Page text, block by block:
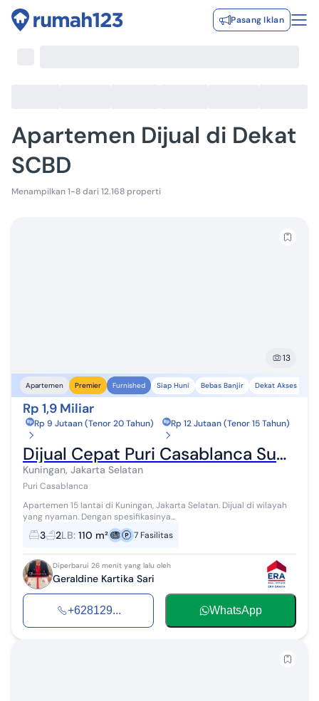
Pasang Iklan
Apartemen Dijual di Dekat
SCBD
Menampilkan 1-8 dari 12.168 properti
13
Apartemen Premier Furnished Siap Huni Bebas Banjir Dekat Akses
Rp 1,9 Miliar
Rp 9 Jutaan (Tenor 20 Tahun) Rp 12 Jutaan (Tenor 15 Tahun)
Dijual Cepat Puri Casablanca Sudah Renovasi Fully Furnished, Siap Huni Tinggal Angkat Koper
Kuningan, Jakarta Selatan
Puri Casablanca
Apartemen 15 lantai di Kuningan, Jakarta Selatan. Dijual di wilayah
yang nyaman. Dengan spesifikasinya...
3 2LB: 110 m² 7 Fasilitas
Diperbarui 26 menit yang lalu oleh
Geraldine Kartika Sari
+628129... WhatsApp